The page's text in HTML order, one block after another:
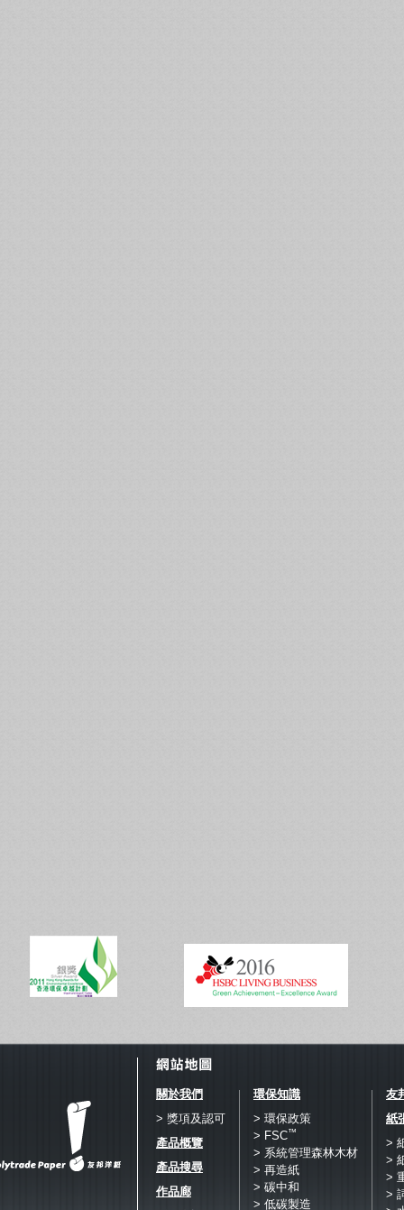
關於我們
> 獎項及認可
產品概覽
產品搜尋
作品廊
環保知識
> 環保政策
> FSC™
> 系統管理森林木材
> 再造紙
> 碳中和
> 低碳製造
友
紙
>
>
>
>